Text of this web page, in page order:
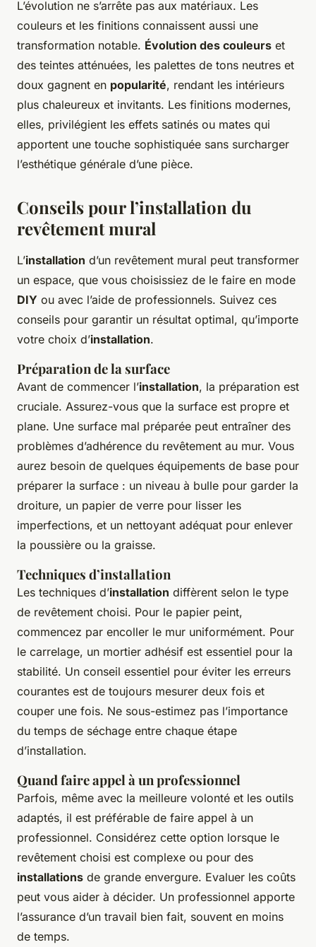
L’évolution ne s’arrête pas aux matériaux. Les
couleurs et les finitions connaissent aussi une
transformation notable. Évolution des couleurs et
des teintes atténuées, les palettes de tons neutres et
doux gagnent en popularité, rendant les intérieurs
plus chaleureux et invitants. Les finitions modernes,
elles, privilégient les effets satinés ou mates qui
apportent une touche sophistiquée sans surcharger
l’esthétique générale d’une pièce.
Conseils pour l’installation du
revêtement mural
L’installation d’un revêtement mural peut transformer
un espace, que vous choisissiez de le faire en mode
DIY ou avec l’aide de professionnels. Suivez ces
conseils pour garantir un résultat optimal, qu’importe
votre choix d’installation.
Préparation de la surface
Avant de commencer l’installation, la préparation est
cruciale. Assurez-vous que la surface est propre et
plane. Une surface mal préparée peut entraîner des
problèmes d’adhérence du revêtement au mur. Vous
aurez besoin de quelques équipements de base pour
préparer la surface : un niveau à bulle pour garder la
droiture, un papier de verre pour lisser les
imperfections, et un nettoyant adéquat pour enlever
la poussière ou la graisse.
Techniques d’installation
Les techniques d’installation diffèrent selon le type
de revêtement choisi. Pour le papier peint,
commencez par encoller le mur uniformément. Pour
le carrelage, un mortier adhésif est essentiel pour la
stabilité. Un conseil essentiel pour éviter les erreurs
courantes est de toujours mesurer deux fois et
couper une fois. Ne sous-estimez pas l’importance
du temps de séchage entre chaque étape
d’installation.
Quand faire appel à un professionnel
Parfois, même avec la meilleure volonté et les outils
adaptés, il est préférable de faire appel à un
professionnel. Considérez cette option lorsque le
revêtement choisi est complexe ou pour des
installations de grande envergure. Evaluer les coûts
peut vous aider à décider. Un professionnel apporte
l’assurance d’un travail bien fait, souvent en moins
de temps.